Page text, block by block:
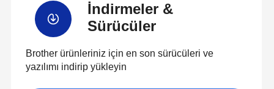
İndirmeler &
Sürücüler
Brother ürünleriniz için en son sürücüleri ve
yazılımı indirip yükleyin